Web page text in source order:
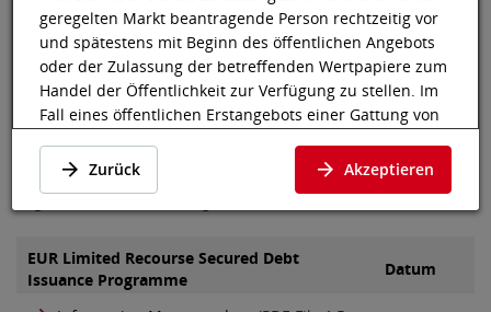
Wiener Börse Listing Gelistete Anleihen Prospekte Boiro Finance
Prospekte der Boiro Finance
B.V.
geregelten Markt beantragende Person rechtzeitig vor
und spätestens mit Beginn des öffentlichen Angebots
oder der Zulassung der betreffenden Wertpapiere zum
Handel der Öffentlichkeit zur Verfügung zu stellen. Im
Fall eines öffentlichen Erstangebots einer Gattung von
geregelten Markt zugelassen wird, muss der Prospekt
der Öffentlichkeit mindestens sechs Arbeitstage vor
dem Ende des Angebots zur Verfügung gestellt werden.
ein Prospekt als der Öffentlichkeit zur Verfügung
gestellt, wenn er in elektronischer Form auf der
Zurück Akzeptieren
An dieser Stelle finden Sie die Basisprospekte und Final
Terms der Boiro Finance B.V., die an der Wiener Börse im
Segment bond market zugelassen wurden.
EUR Limited Recourse Secured Debt
Issuance Programme
Datum